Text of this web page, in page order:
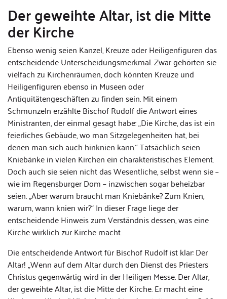
Der geweihte Altar, ist die Mitte
der Kirche
Ebenso wenig seien Kanzel, Kreuze oder Heiligenfiguren das
entscheidende Unterscheidungsmerkmal. Zwar gehörten sie
vielfach zu Kirchenräumen, doch könnten Kreuze und
Heiligenfiguren ebenso in Museen oder
Antiquitätengeschäften zu finden sein. Mit einem
Schmunzeln erzählte Bischof Rudolf die Antwort eines
Ministranten, der einmal gesagt habe: „Die Kirche, das ist ein
feierliches Gebäude, wo man Sitzgelegenheiten hat, bei
denen man sich auch hinknien kann.“ Tatsächlich seien
Kniebänke in vielen Kirchen ein charakteristisches Element.
Doch auch sie seien nicht das Wesentliche, selbst wenn sie –
wie im Regensburger Dom – inzwischen sogar beheizbar
seien. „Aber warum braucht man Kniebänke? Zum Knien,
warum, wann knien wir?“ In dieser Frage liege der
entscheidende Hinweis zum Verständnis dessen, was eine
Kirche wirklich zur Kirche macht.
Die entscheidende Antwort für Bischof Rudolf ist klar: Der
Altar! „Wenn auf dem Altar durch den Dienst des Priesters
Christus gegenwärtig wird in der Heiligen Messe. Der Altar,
der geweihte Altar, ist die Mitte der Kirche. Er macht eine